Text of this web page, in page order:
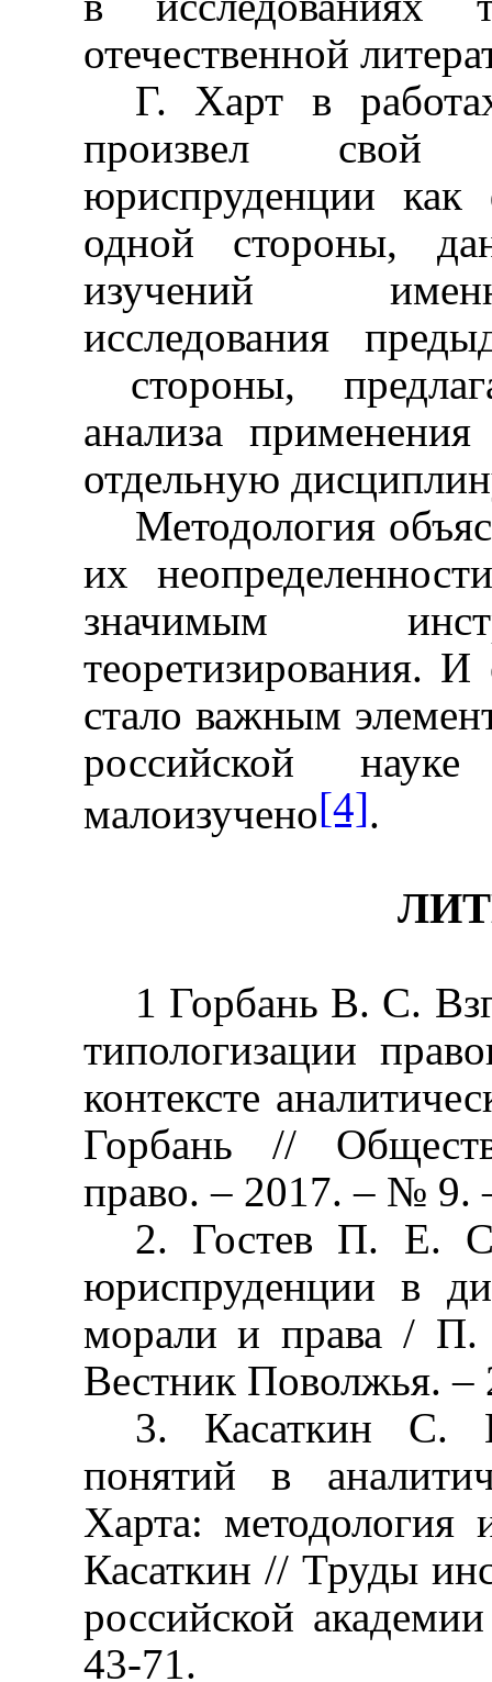
отечественной
Г. Харт в
произвел свой
юриспруденции как
одной стороны,
изучений
исследования
стороны,
анализа
отдельную
Методология
их
значимым
теоретизирования.
стало важным
российской
малоизучено[4].
1 Горбань В. С.
типологизации
контексте
Горбань //
право. – 2017. – № 9.
2. Гостев П. Е.
юриспруденции в
морали и права / П.
Вестник Поволжья.
3. Касаткин С.
понятий в
Харта:
Касаткин // Труды
российской
43-71.